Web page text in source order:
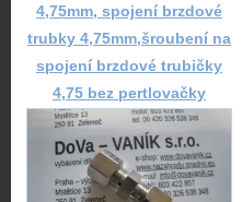
4,75mm, spojení brzdové
trubky 4,75mm,šroubení na
spojení brzdové trubičky
4,75 bez pertlovačky